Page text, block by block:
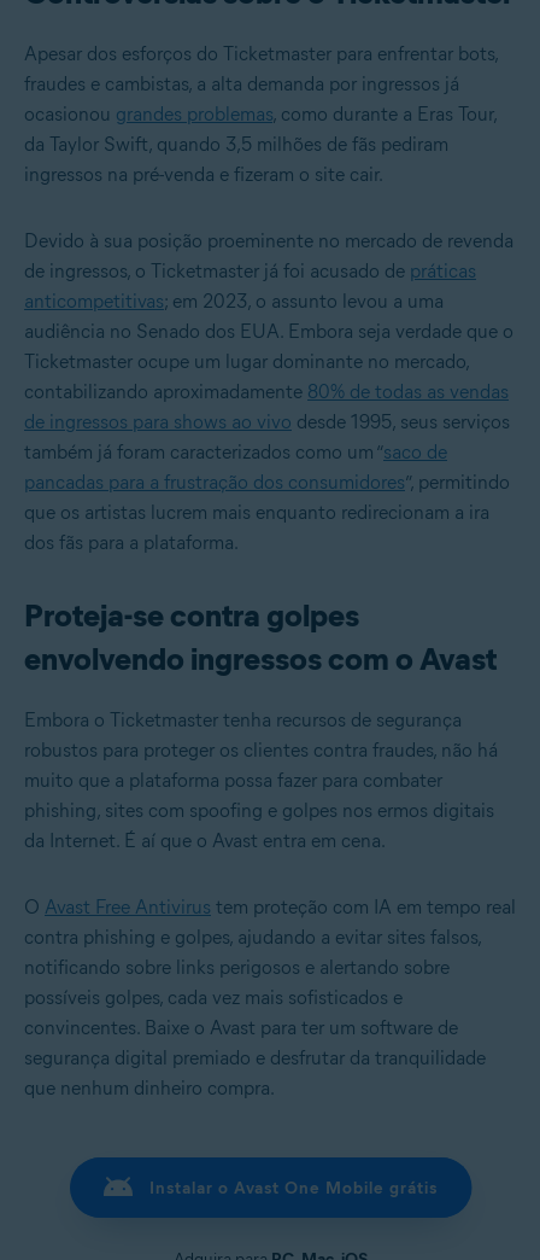
Apesar dos esforços do Ticketmaster para enfrentar bots,
fraudes e cambistas, a alta demanda por ingressos já
ocasionou grandes problemas, como durante a Eras Tour,
da Taylor Swift, quando 3,5 milhões de fãs pediram
ingressos na pré-venda e fizeram o site cair.
Devido à sua posição proeminente no mercado de revenda
de ingressos, o Ticketmaster já foi acusado de práticas
anticompetitivas; em 2023, o assunto levou a uma
audiência no Senado dos EUA. Embora seja verdade que o
Ticketmaster ocupe um lugar dominante no mercado,
contabilizando aproximadamente 80% de todas as vendas
de ingressos para shows ao vivo desde 1995, seus serviços
também já foram caracterizados como um “saco de
pancadas para a frustração dos consumidores”, permitindo
que os artistas lucrem mais enquanto redirecionam a ira
dos fãs para a plataforma.
Proteja-se contra golpes
envolvendo ingressos com o Avast
Embora o Ticketmaster tenha recursos de segurança
robustos para proteger os clientes contra fraudes, não há
muito que a plataforma possa fazer para combater
phishing, sites com spoofing e golpes nos ermos digitais
da Internet. É aí que o Avast entra em cena.
O Avast Free Antivirus tem proteção com IA em tempo real
contra phishing e golpes, ajudando a evitar sites falsos,
notificando sobre links perigosos e alertando sobre
possíveis golpes, cada vez mais sofisticados e
convincentes. Baixe o Avast para ter um software de
segurança digital premiado e desfrutar da tranquilidade
que nenhum dinheiro compra.
Instalar o Avast One Mobile grátis